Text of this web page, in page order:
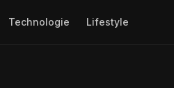
Technologie Lifestyle